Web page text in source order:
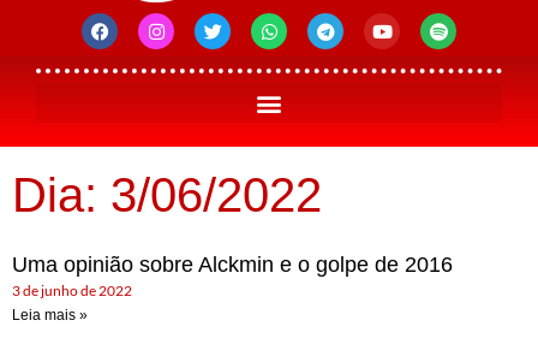
Dia: 3/06/2022
Uma opinião sobre Alckmin e o golpe de 2016
3 de junho de 2022
Leia mais »